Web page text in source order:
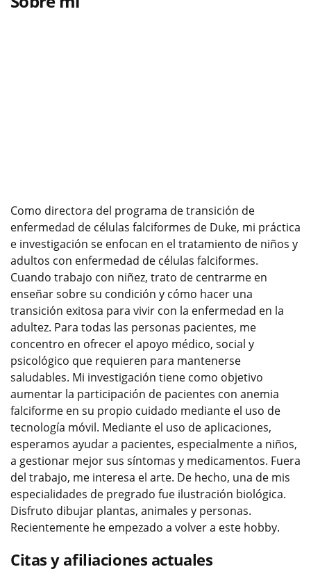
Como directora del programa de transición de
enfermedad de células falciformes de Duke, mi práctica
e investigación se enfocan en el tratamiento de niños y
adultos con enfermedad de células falciformes.
Cuando trabajo con niñez, trato de centrarme en
enseñar sobre su condición y cómo hacer una
transición exitosa para vivir con la enfermedad en la
adultez. Para todas las personas pacientes, me
concentro en ofrecer el apoyo médico, social y
psicológico que requieren para mantenerse
saludables. Mi investigación tiene como objetivo
aumentar la participación de pacientes con anemia
falciforme en su propio cuidado mediante el uso de
tecnología móvil. Mediante el uso de aplicaciones,
esperamos ayudar a pacientes, especialmente a niños,
a gestionar mejor sus síntomas y medicamentos. Fuera
del trabajo, me interesa el arte. De hecho, una de mis
especialidades de pregrado fue ilustración biológica.
Disfruto dibujar plantas, animales y personas.
Recientemente he empezado a volver a este hobby.
Citas y afiliaciones actuales